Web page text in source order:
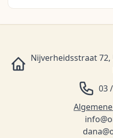
Nijverheidsstraat
03